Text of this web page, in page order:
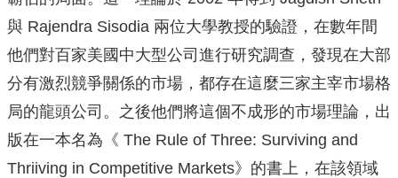
與 Rajendra Sisodia 兩位大學教授的驗證，在數年間
他們對百家美國中大型公司進行研究調查，發現在大部
分有激烈競爭關係的市場，都存在這麼三家主宰市場格
局的龍頭公司。之後他們將這個不成形的市場理論，出
版在一本名為《 The Rule of Three: Surviving and
Thriiving in Competitive Markets》的書上，在該領域